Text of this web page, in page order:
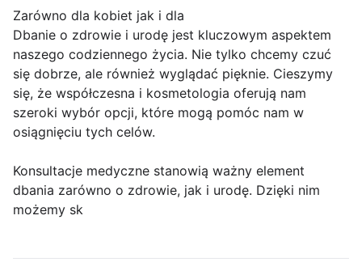
Zarówno dla kobiet jak i dla
Dbanie o zdrowie i urodę jest kluczowym aspektem
naszego codziennego życia. Nie tylko chcemy czuć
się dobrze, ale również wyglądać pięknie. Cieszymy
się, że współczesna i kosmetologia oferują nam
szeroki wybór opcji, które mogą pomóc nam w
osiągnięciu tych celów.
Konsultacje medyczne stanowią ważny element
dbania zarówno o zdrowie, jak i urodę. Dzięki nim
możemy sk